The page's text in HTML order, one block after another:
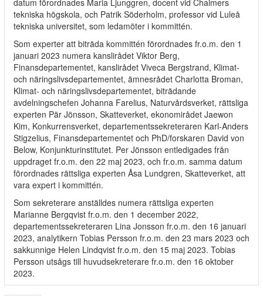
datum förordnades Maria Ljunggren, docent vid Chalmers
tekniska högskola, och Patrik Söderholm, professor vid Luleå
tekniska universitet, som ledamöter i kommittén.
Som experter att biträda kommittén förordnades fr.o.m. den 1
januari 2023 numera kanslirådet Viktor Berg,
Finansdepartementet, kanslirådet Viveca Bergstrand, Klimat-
och näringslivsdepartementet, ämnesrådet Charlotta Broman,
Klimat- och näringslivsdepartementet, biträdande
avdelningschefen Johanna Farelius, Naturvårdsverket, rättsliga
experten Pär Jönsson, Skatteverket, ekonomirådet Jaewon
Kim, Konkurrensverket, departementssekreteraren Karl-Anders
Stigzelius, Finansdepartementet och PhD/forskaren David von
Below, Konjunkturinstitutet. Per Jönsson entledigades från
uppdraget fr.o.m. den 22 maj 2023, och fr.o.m. samma datum
förordnades rättsliga experten Åsa Lundgren, Skatteverket, att
vara expert i kommittén.
Som sekreterare anställdes numera rättsliga experten
Marianne Bergqvist fr.o.m. den 1 december 2022,
departementssekreteraren Lina Jonsson fr.o.m. den 16 januari
2023, analytikern Tobias Persson fr.o.m. den 23 mars 2023 och
sakkunnige Helen Lindqvist fr.o.m. den 15 maj 2023. Tobias
Persson utsågs till huvudsekreterare fr.o.m. den 16 oktober
2023.